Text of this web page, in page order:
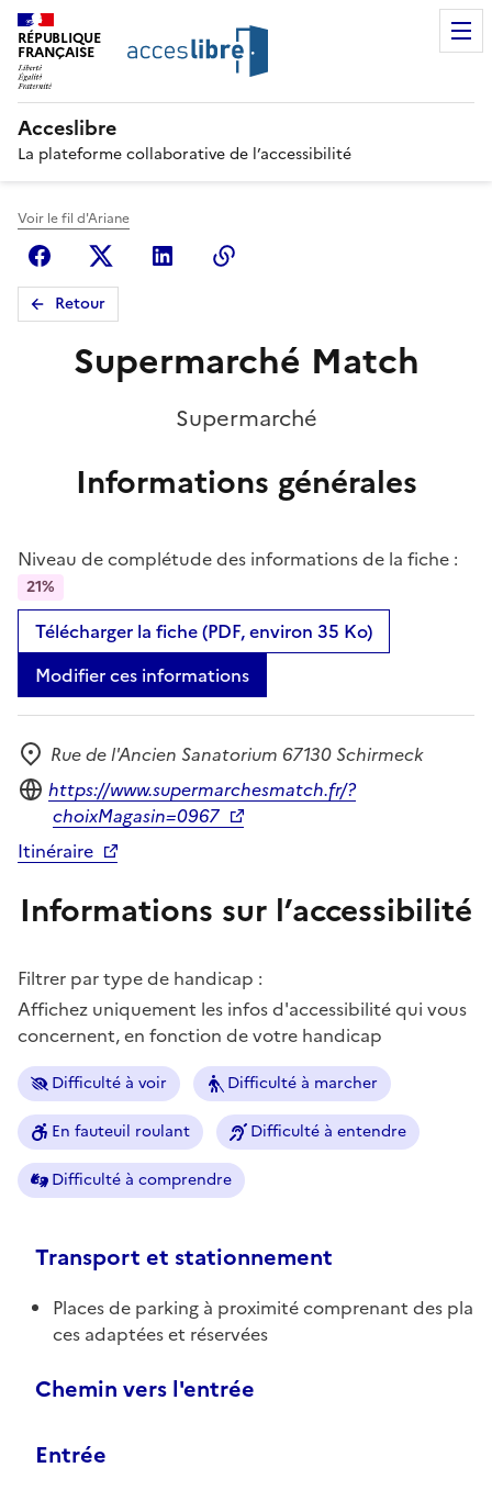
RÉPUBLIQUE
FRANÇAISE
Acceslibre
La plateforme collaborative de l’accessibilité
Voir le fil d'Ariane
FacebookX (anciennement Twitter)
Linkedin
Retour
Supermarché Match
Supermarché
Informations générales
Niveau de complétude des informations de la fiche :
21%
Télécharger la fiche (PDF, environ 35 Ko)
Modifier ces informations
Adresse
Rue de l'Ancien Sanatorium 67130 Schirmeck
Site internet
https://www.supermarchesmatch.fr/?
choixMagasin=0967
Itinéraire
Informations sur l’accessibilité
Filtrer par type de handicap :
Affichez uniquement les infos d'accessibilité qui vous
concernent, en fonction de votre handicap
Difficulté à voir Difficulté à marcher
En fauteuil roulant Difficulté à entendre
Difficulté à comprendre
Transport et stationnement
Places de parking à proximité comprenant des pla
ces adaptées et réservées
Chemin vers l'entrée
Entrée